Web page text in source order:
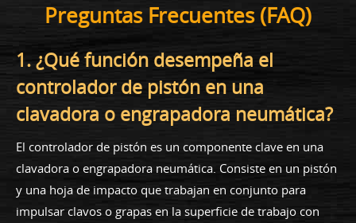
Preguntas Frecuentes (FAQ)
1. ¿Qué función desempeña el
controlador de pistón en una
clavadora o engrapadora neumática?
El controlador de pistón es un componente clave en una
clavadora o engrapadora neumática. Consiste en un pistón
y una hoja de impacto que trabajan en conjunto para
impulsar clavos o grapas en la superficie de trabajo con